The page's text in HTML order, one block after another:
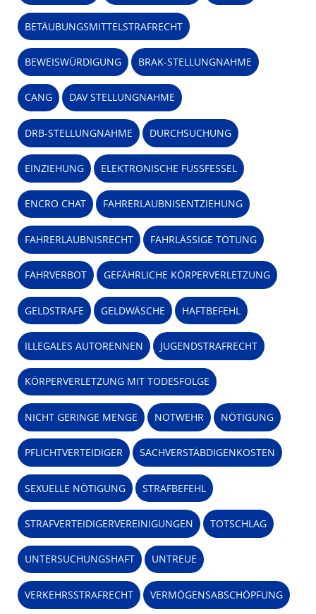
BETÄUBUNGSMITTELSTRAFRECHT
BEWEISWÜRDIGUNG BRAK-STELLUNGNAHME
CANG DAV STELLUNGNAHME
DRB-STELLUNGNAHME DURCHSUCHUNG
EINZIEHUNG ELEKTRONISCHE FUSSFESSEL
ENCRO CHAT FAHRERLAUBNISENTZIEHUNG
FAHRERLAUBNISRECHT FAHRLÄSSIGE TÖTUNG
FAHRVERBOT GEFÄHRLICHE KÖRPERVERLETZUNG
GELDSTRAFE GELDWÄSCHE HAFTBEFEHL
ILLEGALES AUTORENNEN JUGENDSTRAFRECHT
KÖRPERVERLETZUNG MIT TODESFOLGE
NICHT GERINGE MENGE NOTWEHR NÖTIGUNG
PFLICHTVERTEIDIGER SACHVERSTÄBDIGENKOSTEN
SEXUELLE NÖTIGUNG STRAFBEFEHL
STRAFVERTEIDIGERVEREINIGUNGEN TOTSCHLAG
UNTERSUCHUNGSHAFT UNTREUE
VERKEHRSSTRAFRECHT VERMÖGENSABSCHÖPFUNG